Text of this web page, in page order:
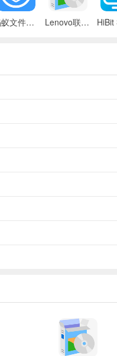
蚂蚁文件（数据恢复大师） Lenovo联想 ThinkPad SL300/SL400/SL500笔记本BIOS